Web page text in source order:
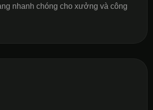
nhanh chóng cho xưởng và công